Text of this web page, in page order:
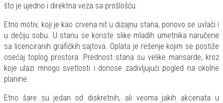
što je ujedno i direktna veza sa prošlošću.
Etno motiv, koji je kao crvena nit u dizajnu stana, ponovo se uvlači i
u dečiju sobu. U stanu se koriste slike mladih umetnika naručene
sa licenciranih grafičkih sajtova. Oplata je rešenje kojim se postiže
osećaj toplog prostora. Prednost stana su velike mansarde, kroz
koje ulazi mnogo svetlosti i donose zadivljujući pogled na okolne
planine.
Etno šare su jedan od diskretnih, ali veoma jakih akcenata u